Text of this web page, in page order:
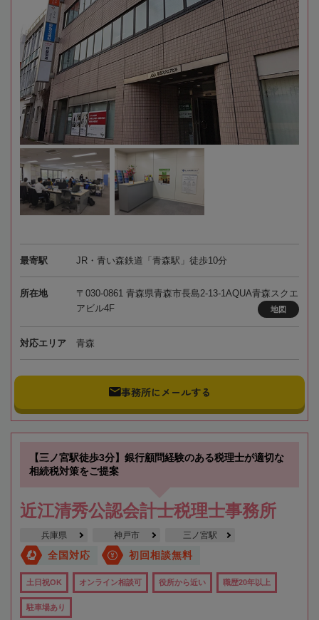
最寄駅 JR・青い森鉄道「青森駅」徒歩10分
所在地
〒030-0861 青森県青森市長島2-13-1AQUA青森スクエ
アビル4F
地図
対応エリア 青森
事務所にメールする
【三ノ宮駅徒歩3分】銀行顧問経験のある税理士が適切な
相続税対策をご提案
近江清秀公認会計士税理士事務所
兵庫県 神戸市 三ノ宮駅
全国対応 初回相談無料
土日祝OK オンライン相談可 役所から近い 職歴20年以上
駐車場あり